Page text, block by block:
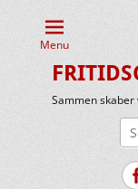
Menu
Sammen